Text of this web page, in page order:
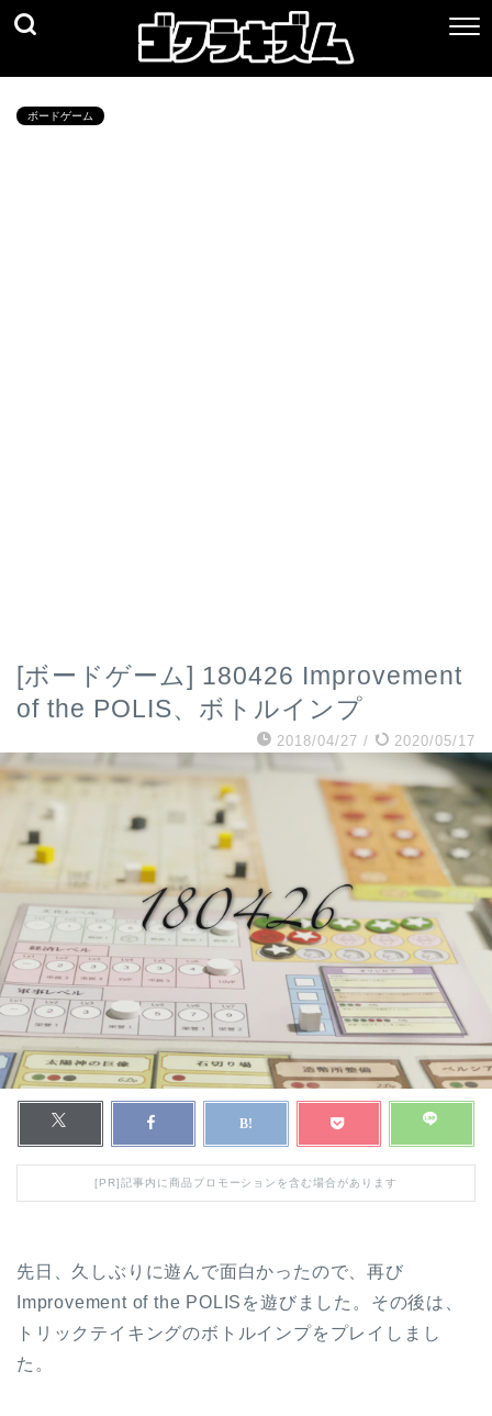
ボードゲーム
[ボードゲーム] 180426 Improvement
of the POLIS、ボトルインプ
2018/04/27 / 2020/05/17
[PR]記事内に商品プロモーションを含む場合があります
先日、久しぶりに遊んで面白かったので、再び
Improvement of the POLISを遊びました。その後は、
トリックテイキングのボトルインプをプレイしまし
た。